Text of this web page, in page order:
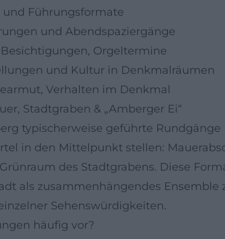
und Führungsformate
und Abendspaziergänge
Orgeltermine
und Kultur in Denkmalräumen
Verhalten im Denkmal
Stadtgraben & „Amberger Ei“
typischerweise geführte Rundgänge
in den Mittelpunkt stellen:
des Stadtgrabens. Diese
als zusammenhängendes Ensemble
Sehenswürdigkeiten.
häufig vor?